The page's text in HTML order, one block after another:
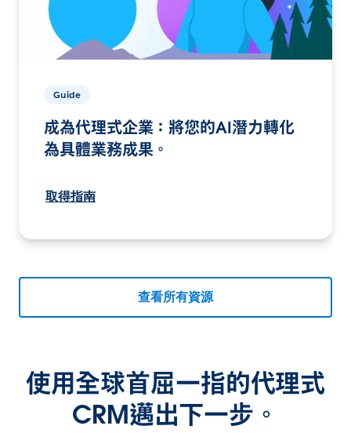
Guide
成為代理式企業：將您的AI潛力轉化
為具體業務成果。
取得指南
查看所有資源
使用全球首屈一指的代理式
CRM邁出下一步。